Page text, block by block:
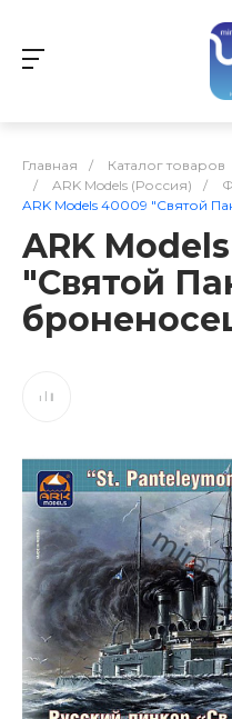
Главная / Каталог товаров
/
ARK Models (Россия) /
ARK Models 40009 "Святой
ARK
"Святой